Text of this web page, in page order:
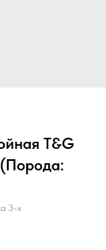
T&G
3-х